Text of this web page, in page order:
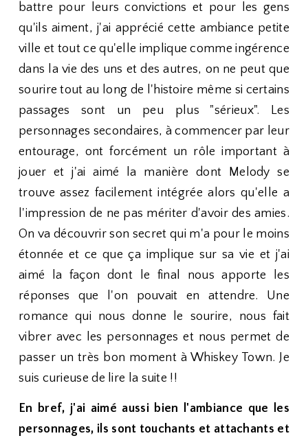
battre pour leurs convictions et pour les gens
qu'ils aiment, j'ai apprécié cette ambiance petite
ville et tout ce qu'elle implique comme ingérence
dans la vie des uns et des autres, on ne peut que
sourire tout au long de l'histoire même si certains
passages sont un peu plus "sérieux". Les
personnages secondaires, à commencer par leur
entourage, ont forcément un rôle important à
jouer et j'ai aimé la manière dont Melody se
trouve assez facilement intégrée alors qu'elle a
l'impression de ne pas mériter d'avoir des amies.
On va découvrir son secret qui m'a pour le moins
étonnée et ce que ça implique sur sa vie et j'ai
aimé la façon dont le final nous apporte les
réponses que l'on pouvait en attendre. Une
romance qui nous donne le sourire, nous fait
vibrer avec les personnages et nous permet de
passer un très bon moment à Whiskey Town. Je
suis curieuse de lire la suite !!
En bref, j'ai aimé aussi bien l'ambiance que les
personnages, ils sont touchants et attachants et